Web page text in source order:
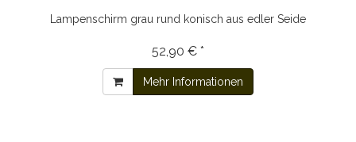
Lampenschirm grau rund konisch aus edler Seide
52,90 € *
Mehr Informationen